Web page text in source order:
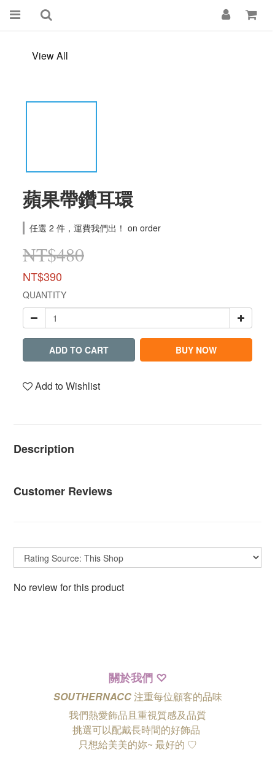
View All
蘋果帶鑽耳環
任選 2 件，運費我們出！ on order
NT$480
NT$390
QUANTITY
ADD TO CART BUY NOW
Add to Wishlist
Description
Customer Reviews
No review for this product
關於我們 ♡
SOUTHERNACC注重每位顧客的品味
我們熱愛飾品且重視質感及品質
挑選可以配戴長時間的好飾品
只想給美美的妳~ 最好的 ♡